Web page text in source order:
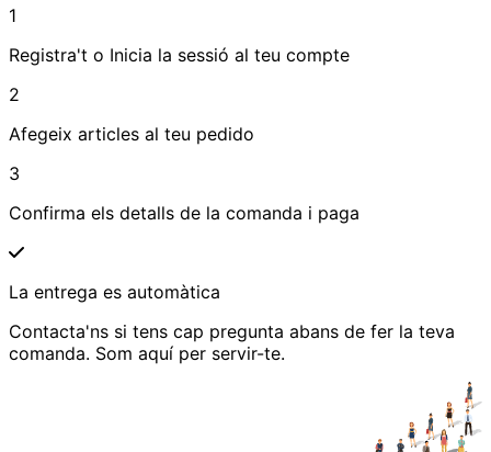
1
Registra't o Inicia la sessió al teu compte
2
Afegeix articles al teu pedido
3
Confirma els detalls de la comanda i paga
La entrega es automàtica
Contacta'ns si tens cap pregunta abans de fer la teva
comanda. Som aquí per servir-te.